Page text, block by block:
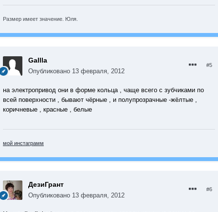
Размер имеет значение. Юля.
Gallla
Опубликовано 13 февраля, 2012
#5
на электропривод они в форме кольца , чаще всего с зубчиками по
всей поверхности , бывают чёрные , и полупрозрачные -жёлтые ,
коричневые , красные , белые
мой инстаграмм
ДезиГрант
Опубликовано 13 февраля, 2012
#6